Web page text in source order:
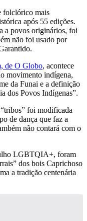
folclórico mais
após 55 edições.
a povos originários, foi
não foi usado por
de O Globo, acontece
movimento indígena,
da Funai e a definição
dos Povos Indígenas”.
foi modificada
de dança que faz a
não contará com o
LGBTQIA+, foram
dos bois Caprichoso
a tradição centenária